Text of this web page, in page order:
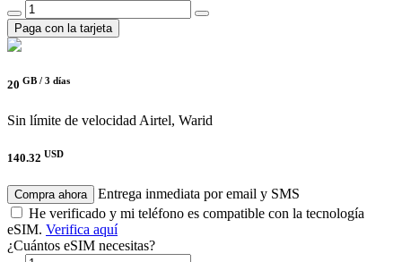
Paga con la tarjeta
20 GB / 3 días
Sin límite de velocidad Airtel, Warid
140.32 USD
Compra ahora
Entrega inmediata por email y SMS
He verificado y mi teléfono es compatible con la tecnología
eSIM. Verifica aquí
¿Cuántos eSIM necesitas?